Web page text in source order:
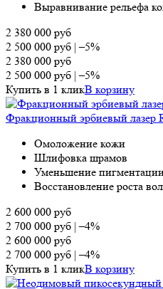
Выравнивание рельефа
2 380 000 руб
2 500 000 руб |–5%
2 380 000 руб
2 500 000 руб |–5%
Купить в 1 кликВ корзину
Фракционный эрбиевый лазер
Омоложение кожи
Шлифовка шрамов
Уменьшение
Восстановление роста
2 600 000 руб
2 700 000 руб |–4%
2 600 000 руб
2 700 000 руб |–4%
Купить в 1 кликВ корзину